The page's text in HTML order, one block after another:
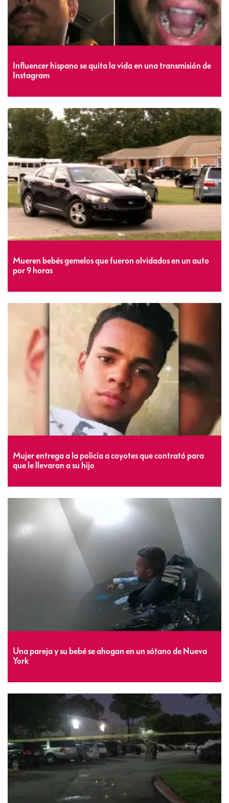
Influencer hispano se quita la vida en una transmisión de
Instagram
Mueren bebés gemelos que fueron olvidados en un auto
por 9 horas
Mujer entrega a la policía a coyotes que contrató para
que le llevaran a su hijo
Una pareja y su bebé se ahogan en un sótano de Nueva
York